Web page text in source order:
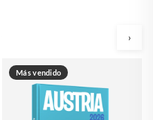
›
Más vendido